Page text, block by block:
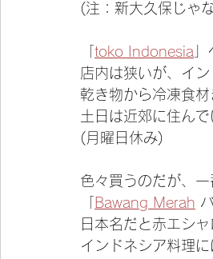
(注：新大久保じゃ
toko Indonesia
店内は狭いが、イ
乾き物から冷凍食材
土日は近郊に住ん
(月曜日休み)
色々買うのだが、
Bawang Merah
日本名だと赤エシ
インドネシア料理に